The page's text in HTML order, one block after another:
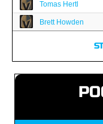
Tomas Hertl
Brett Howden